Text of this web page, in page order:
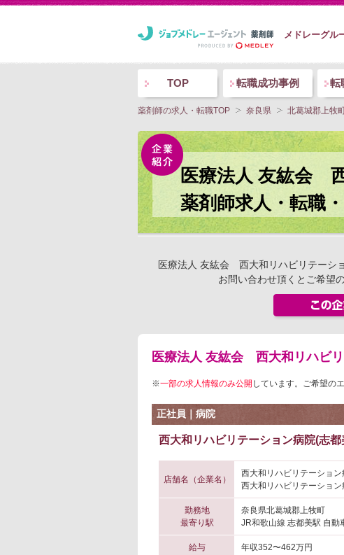
メドレーグル
TOP 転職成功事例 転
薬剤師の求人・転職TOP 奈良県 北葛城郡上牧
医療法人 友紘会
薬剤師求人・転職
医療法人 友紘会 西大和リハビリテーシ
お問い合わせ頂くとご希望
医療法人 友紘会 西大和リハビ
※一部の求人情報のみ公開 しています。ご希望の
正社員｜病院
西大和リハビリテーション病院(志都
店舗名（企業名）
西大和リハビリテーショ
西大和リハビリテーション
勤務地
最寄り駅
奈良県北葛城郡上牧町
JR和歌山線 志都美駅 自動
給与 年収352〜462万円